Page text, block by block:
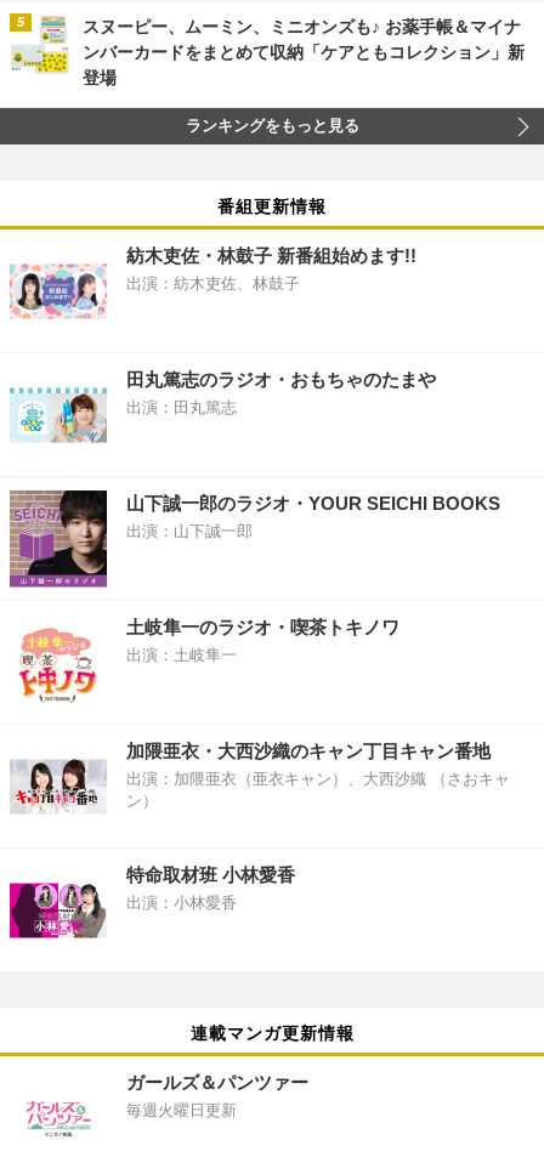
スヌーピー、ムーミン、ミニオンズも♪ お薬手帳＆マイナ
ンバーカードをまとめて収納「ケアともコレクション」新
登場
ランキングをもっと見る
番組更新情報
紡木吏佐・林鼓子 新番組始めます!!
出演：紡木吏佐、林鼓子
田丸篤志のラジオ・おもちゃのたまや
出演：田丸篤志
山下誠一郎のラジオ・YOUR SEICHI BOOKS
出演：山下誠一郎
土岐隼一のラジオ・喫茶トキノワ
出演：土岐隼一
加隈亜衣・大西沙織のキャン丁目キャン番地
出演：加隈亜衣（亜衣キャン）、大西沙織 （さおキャ
ン）
特命取材班 小林愛香
出演：小林愛香
連載マンガ更新情報
ガールズ＆パンツァー
毎週火曜日更新